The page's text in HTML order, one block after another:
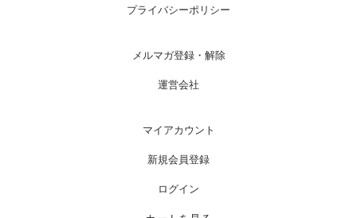
プライバシーポリシー
メルマガ登録・解除
運営会社
マイアカウント
新規会員登録
ログイン